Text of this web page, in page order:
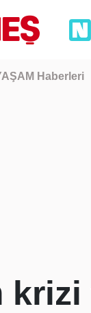
Haberleri